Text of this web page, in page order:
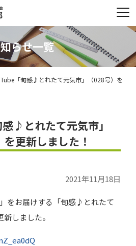
らせ一覧
「旬感♪とれたて元気市」（028号）を
♪とれたて元気市」
を更新しました！
2021年11月18日
をお届けする「旬感♪とれたて
しました。